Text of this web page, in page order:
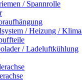
/ Spannrolle
/ Heizung /
/ Ladeluftkühlung